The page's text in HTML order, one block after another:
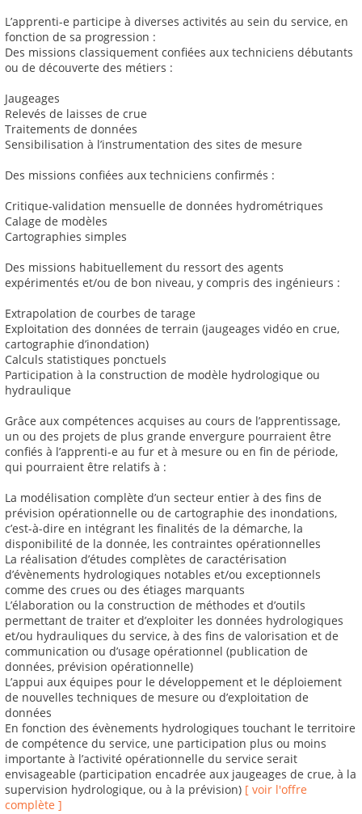
L’apprenti-e participe à diverses activités au sein du service, en
fonction de sa progression :
Des missions classiquement confiées aux techniciens débutants
ou de découverte des métiers :
Jaugeages
Relevés de laisses de crue
Traitements de données
Sensibilisation à l’instrumentation des sites de mesure
Des missions confiées aux techniciens confirmés :
Critique-validation mensuelle de données hydrométriques
Calage de modèles
Cartographies simples
Des missions habituellement du ressort des agents
expérimentés et/ou de bon niveau, y compris des ingénieurs :
Extrapolation de courbes de tarage
Exploitation des données de terrain (jaugeages vidéo en crue,
cartographie d’inondation)
Calculs statistiques ponctuels
Participation à la construction de modèle hydrologique ou
hydraulique
Grâce aux compétences acquises au cours de l’apprentissage,
un ou des projets de plus grande envergure pourraient être
confiés à l’apprenti-e au fur et à mesure ou en fin de période,
qui pourraient être relatifs à :
La modélisation complète d’un secteur entier à des fins de
prévision opérationnelle ou de cartographie des inondations,
c’est-à-dire en intégrant les finalités de la démarche, la
disponibilité de la donnée, les contraintes opérationnelles
La réalisation d’études complètes de caractérisation
d’évènements hydrologiques notables et/ou exceptionnels
comme des crues ou des étiages marquants
L’élaboration ou la construction de méthodes et d’outils
permettant de traiter et d’exploiter les données hydrologiques
et/ou hydrauliques du service, à des fins de valorisation et de
communication ou d’usage opérationnel (publication de
données, prévision opérationnelle)
L’appui aux équipes pour le développement et le déploiement
de nouvelles techniques de mesure ou d’exploitation de
données
En fonction des évènements hydrologiques touchant le territoire
de compétence du service, une participation plus ou moins
importante à l’activité opérationnelle du service serait
envisageable (participation encadrée aux jaugeages de crue, à la
supervision hydrologique, ou à la prévision) [ voir l'offre
complète ]